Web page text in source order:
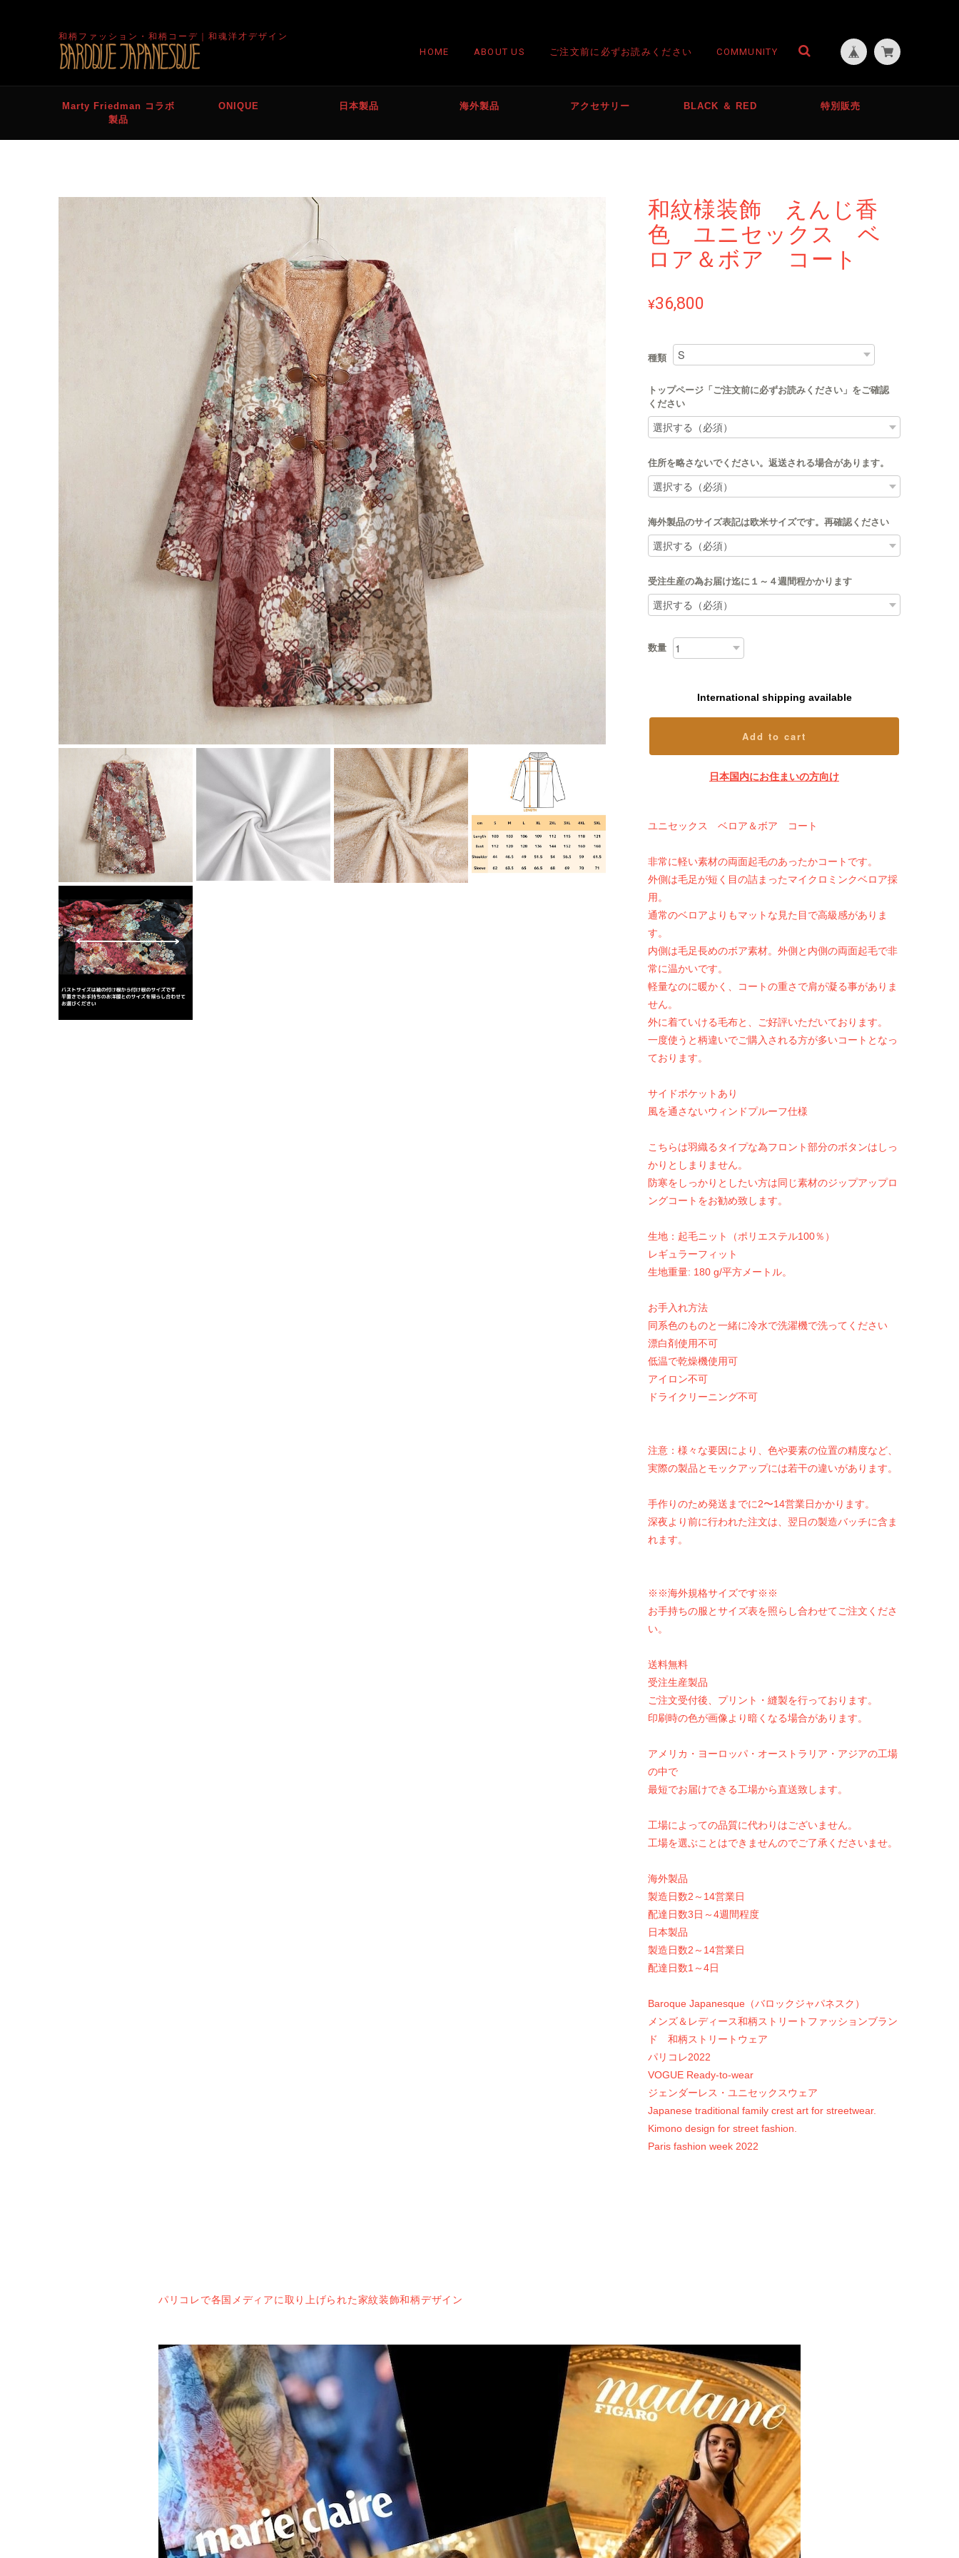
和柄ファッション・和柄コーデ｜和魂洋才デザイン
HOME ABOUT US ご注文前に必ずお読みください COMMUNITY
Marty Friedman コラボ
製品
ONIQUE 日本製品 海外製品 アクセサリー BLACK ＆ RED 特別販売
和紋様装飾 えんじ香
色 ユニセックス ベ
ロア＆ボア コート
¥36,800
種類
トップページ「ご注文前に必ずお読みください」をご確認
ください
住所を略さないでください。返送される場合があります。
海外製品のサイズ表記は欧米サイズです。再確認ください
受注生産の為お届け迄に１～４週間程かかります
数量
International shipping available
Add to cart
日本国内にお住まいの方向け
ユニセックス ベロア＆ボア コート
非常に軽い素材の両面起毛のあったかコートです。
外側は毛足が短く目の詰まったマイクロミンクベロア採
用。
通常のベロアよりもマットな見た目で高級感がありま
す。
内側は毛足長めのボア素材。外側と内側の両面起毛で非
常に温かいです。
軽量なのに暖かく、コートの重さで肩が凝る事がありま
せん。
外に着ていける毛布と、ご好評いただいております。
一度使うと柄違いでご購入される方が多いコートとなっ
ております。
サイドポケットあり
風を通さないウィンドプルーフ仕様
こちらは羽織るタイプな為フロント部分のボタンはしっ
かりとしまりません。
防寒をしっかりとしたい方は同じ素材のジップアップロ
ングコートをお勧め致します。
生地：起毛ニット（ポリエステル100％）
レギュラーフィット
生地重量: 180 g/平方メートル。
お手入れ方法
同系色のものと一緒に冷水で洗濯機で洗ってください
漂白剤使用不可
低温で乾燥機使用可
アイロン不可
ドライクリーニング不可
注意：様々な要因により、色や要素の位置の精度など、
実際の製品とモックアップには若干の違いがあります。
手作りのため発送までに2〜14営業日かかります。
深夜より前に行われた注文は、翌日の製造バッチに含ま
れます。
※※海外規格サイズです※※
お手持ちの服とサイズ表を照らし合わせてご注文くださ
い。
送料無料
受注生産製品
ご注文受付後、プリント・縫製を行っております。
印刷時の色が画像より暗くなる場合があります。
アメリカ・ヨーロッパ・オーストラリア・アジアの工場
の中で
最短でお届けできる工場から直送致します。
工場によっての品質に代わりはございません。
工場を選ぶことはできませんのでご了承くださいませ。
海外製品
製造日数2～14営業日
配達日数3日～4週間程度
日本製品
製造日数2～14営業日
配達日数1～4日
Baroque Japanesque（バロックジャパネスク）
メンズ＆レディース和柄ストリートファッションブラン
ド 和柄ストリートウェア
パリコレ2022
VOGUE Ready-to-wear
ジェンダーレス・ユニセックスウェア
Japanese traditional family crest art for streetwear.
Kimono design for street fashion.
Paris fashion week 2022
パリコレで各国メディアに取り上げられた家紋装飾和柄デザイン